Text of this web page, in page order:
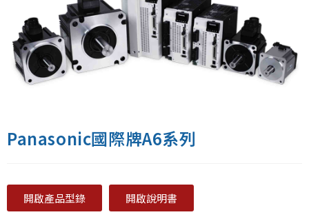
Panasonic國際牌A6系列
開啟產品型錄 開啟說明書